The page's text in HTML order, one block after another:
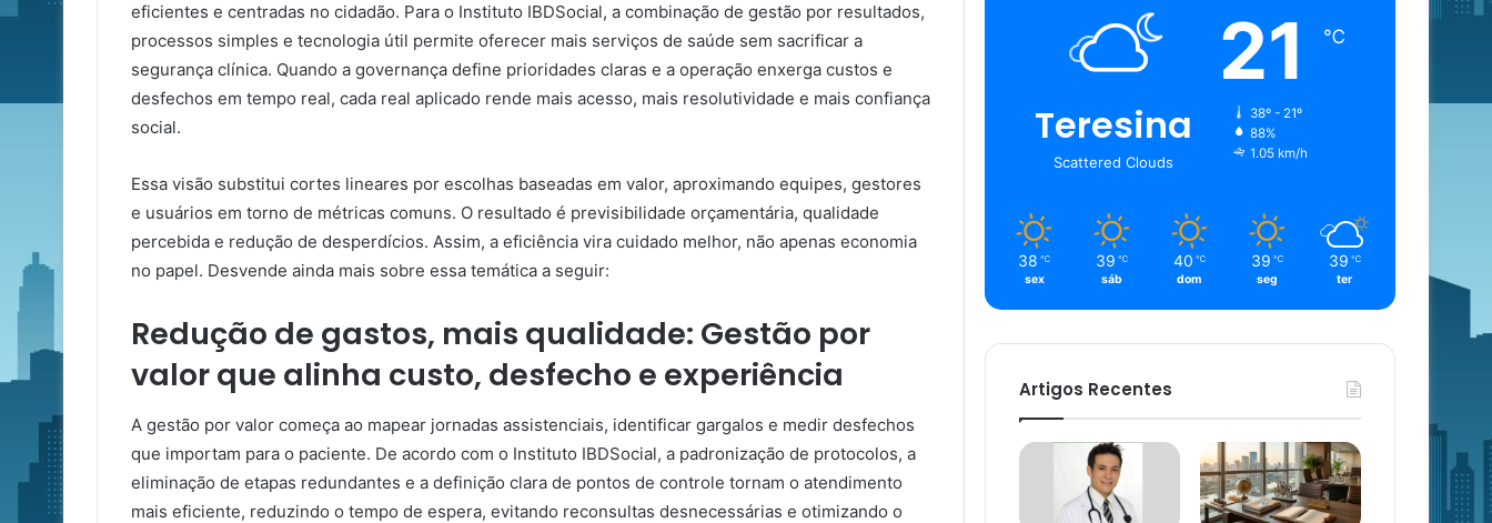
eficientes e centradas no cidadão. Para o Instituto IBDSocial, a combinação de gestão por resultados,
processos simples e tecnologia útil permite oferecer mais serviços de saúde sem sacrificar a
segurança clínica. Quando a governança define prioridades claras e a operação enxerga custos e
desfechos em tempo real, cada real aplicado rende mais acesso, mais resolutividade e mais confiança
social.
Essa visão substitui cortes lineares por escolhas baseadas em valor, aproximando equipes, gestores
e usuários em torno de métricas comuns. O resultado é previsibilidade orçamentária, qualidade
percebida e redução de desperdícios. Assim, a eficiência vira cuidado melhor, não apenas economia
no papel. Desvende ainda mais sobre essa temática a seguir:
Redução de gastos, mais qualidade: Gestão por
valor que alinha custo, desfecho e experiência
A gestão por valor começa ao mapear jornadas assistenciais, identificar gargalos e medir desfechos
que importam para o paciente. De acordo com o Instituto IBDSocial, a padronização de protocolos, a
eliminação de etapas redundantes e a definição clara de pontos de controle tornam o atendimento
mais eficiente, reduzindo o tempo de espera, evitando reconsultas desnecessárias e otimizando o
Teresina
Scattered Clouds
21 ℃
38º - 21º
88%
1.05 km/h
38 ℃
sex
39 ℃
sáb
40 ℃
dom
39 ℃
seg
39 ℃
ter
Artigos Recentes